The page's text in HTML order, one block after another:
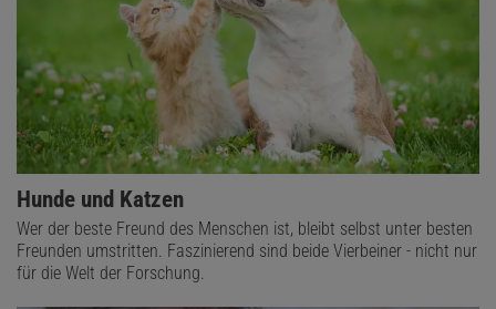
Hunde und Katzen
Wer der beste Freund des Menschen ist, bleibt selbst unter besten
Freunden umstritten. Faszinierend sind beide Vierbeiner - nicht nur
für die Welt der Forschung.